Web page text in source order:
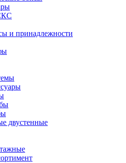
и принадлежности
двустенные